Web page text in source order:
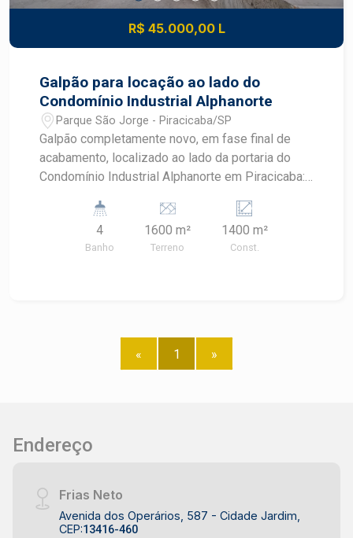
R$ 45.000,00 L
Galpão para locação ao lado do
Condomínio Industrial Alphanorte
Parque São Jorge - Piracicaba/SP
Galpão completamente novo, em fase final de
acabamento, localizado ao lado da portaria do
Condomínio Industrial Alphanorte em Piracicaba: -
10 toneladas cada (uma de cada lado); - Pé
direito de 11m; - Piso de alta resistência.
Próximo a grandes empresas, anel viário com
4
Banho
1600 m²
Terreno
1400 m²
Const.
« 1 »
Endereço
Frias Neto
Avenida dos Operários, 587 - Cidade Jardim,
CEP:13416-460